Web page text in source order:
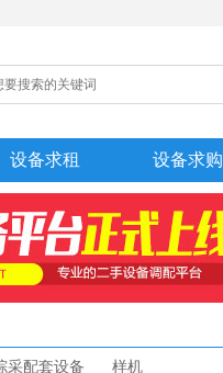
设备求租 设备求购
采配套设备 样机